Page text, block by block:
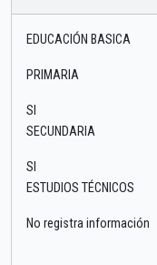
EDUCACIÓN BASICA
PRIMARIA
SI
SECUNDARIA
SI
ESTUDIOS TÉCNICOS
No registra información